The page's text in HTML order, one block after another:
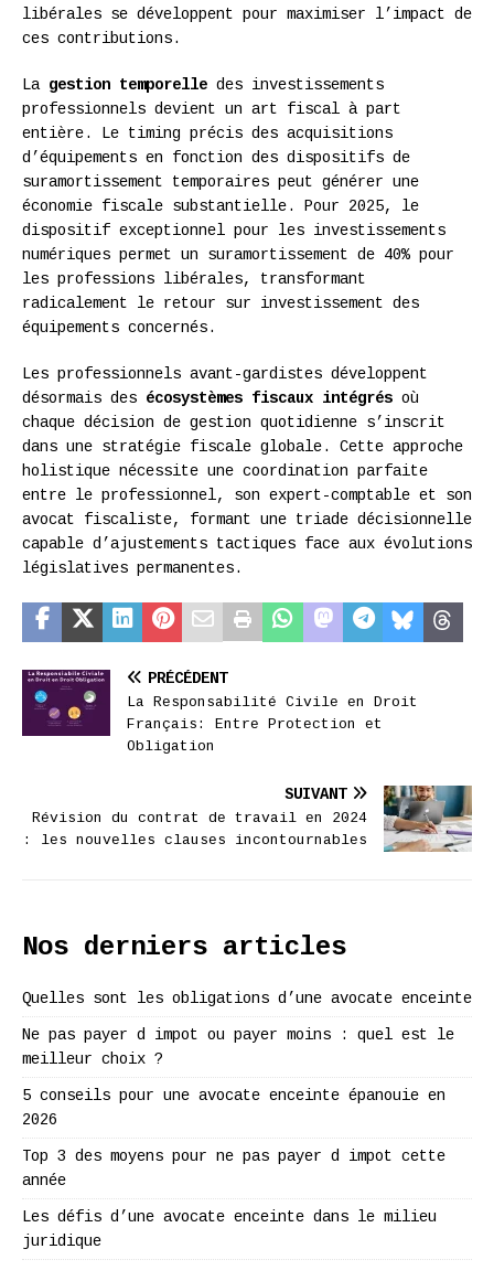
libérales se développent pour maximiser l’impact de
ces contributions.
La gestion temporelle des investissements
professionnels devient un art fiscal à part
entière. Le timing précis des acquisitions
d’équipements en fonction des dispositifs de
suramortissement temporaires peut générer une
économie fiscale substantielle. Pour 2025, le
dispositif exceptionnel pour les investissements
numériques permet un suramortissement de 40% pour
les professions libérales, transformant
radicalement le retour sur investissement des
équipements concernés.
Les professionnels avant-gardistes développent
désormais des écosystèmes fiscaux intégrés où
chaque décision de gestion quotidienne s’inscrit
dans une stratégie fiscale globale. Cette approche
holistique nécessite une coordination parfaite
entre le professionnel, son expert-comptable et son
avocat fiscaliste, formant une triade décisionnelle
capable d’ajustements tactiques face aux évolutions
législatives permanentes.
PRÉCÉDENT
La Responsabilité Civile en Droit
Français: Entre Protection et
Obligation
SUIVANT
Révision du contrat de travail en 2024
: les nouvelles clauses incontournables
Nos derniers articles
Quelles sont les obligations d’une avocate enceinte
Ne pas payer d impot ou payer moins : quel est le
meilleur choix ?
5 conseils pour une avocate enceinte épanouie en
2026
Top 3 des moyens pour ne pas payer d impot cette
année
Les défis d’une avocate enceinte dans le milieu
juridique